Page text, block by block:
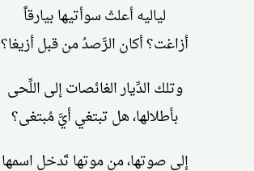
لياليه أعلتْ سوأتيها بيارقاً
أزاغت؟ أكان الرَّصدُ من قبل أزيغا؟
وتلك الدِّيار الغائصات إلى اللِّحى
بأطلالها، هل تبتغي أيَّ مُبتغى؟
إلى صوتها، من موتها تَدخل اسمها